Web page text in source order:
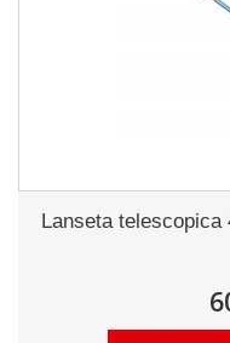
Lanseta telescopica